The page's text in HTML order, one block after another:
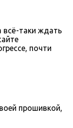
всё-таки ждать
почти
прошивкой,